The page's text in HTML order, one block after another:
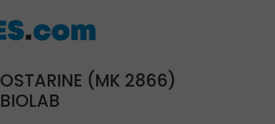
OSTARINE (MK 2866)
BIOLAB